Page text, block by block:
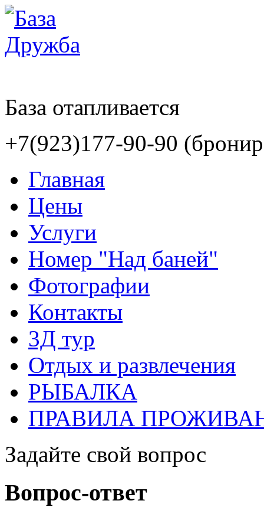
База отапливается
+7(923)177-90-90
Главная
Цены
Услуги
Номер "Над баней"
Фотографии
Контакты
3Д тур
Отдых и развлечения
РЫБАЛКА
ПРАВИЛА
Задайте свой вопрос
Вопрос-ответ